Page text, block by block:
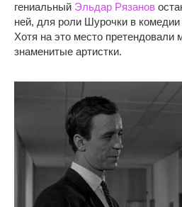
гениальный Эльдар Рязанов
ней, для роли Шурочки в
Хотя на это место претендовали
знаменитые артистки.